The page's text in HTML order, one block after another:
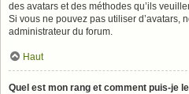
des avatars et des méthodes qu’ils
Si vous ne pouvez pas utiliser d’avatars,
administrateur du forum.
Haut
Quel est mon rang et comment puis-je